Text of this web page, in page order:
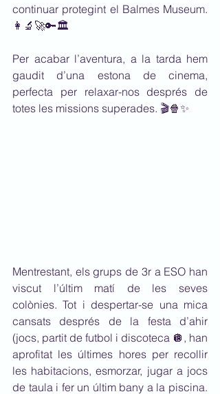
continuar protegint el Balmes Museum.
👩‍🔬🚀🔑🏛️
Per acabar l’aventura, a la tarda hem
gaudit d’una estona de cinema,
perfecta per relaxar-nos després de
totes les missions superades. 🎬🍿✨
Mentrestant, els grups de 3r a ESO han
viscut l’últim matí de les seves
colònies. Tot i despertar-se una mica
cansats després de la festa d’ahir
(jocs, partit de futbol i discoteca 🪩, han
aprofitat les últimes hores per recollir
les habitacions, esmorzar, jugar a jocs
de taula i fer un últim bany a la piscina.